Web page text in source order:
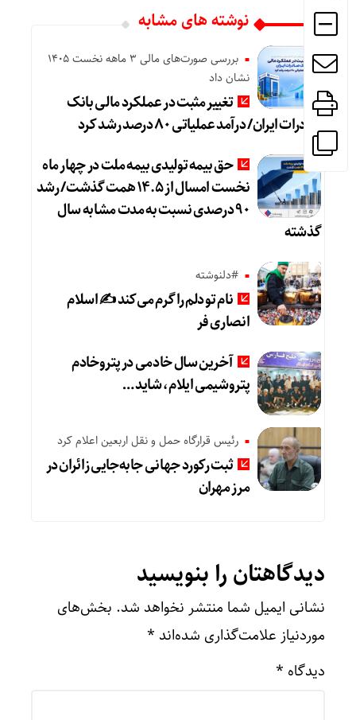
نوشته های مشابه
بررسی صورت‌های مالی 3 ماهه نخست 1405
نشان داد
تغییر مثبت در عملکرد مالی بانک
صادرات ایران/ درآمد عملیاتی ۸۰ درصد رشد کرد
حق بیمه تولیدی بیمه ملت در چهار ماه
نخست امسال از ۱۴.۵ همت گذشت/ رشد
۹۰ درصدی نسبت به مدت مشابه سال
گذشته
#دلنوشته
نام تو دلم را گرم می‌کند ✍️ اسلام
انصاری فر
آخرین سال خادمی در پتروخادم
پتروشیمی ایلام، شاید …
رئیس قرارگاه حمل و نقل اربعین اعلام کرد
ثبت رکورد جهانی جابه‌جایی زائران در
مرز مهران
دیدگاهتان را بنویسید
نشانی ایمیل شما منتشر نخواهد شد. بخش‌های
موردنیاز علامت‌گذاری شده‌اند *
دیدگاه *